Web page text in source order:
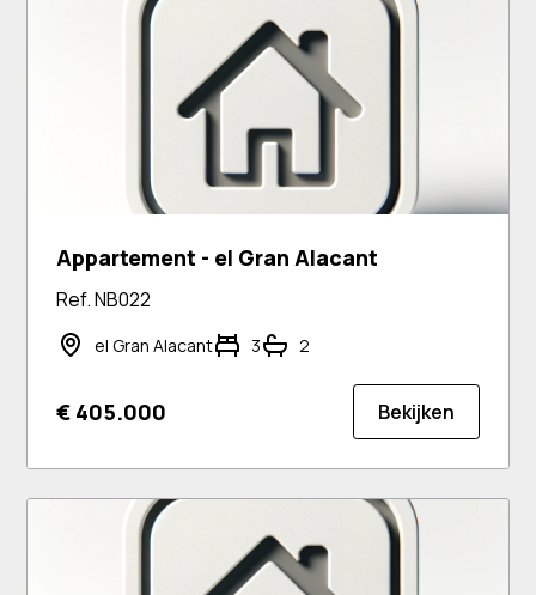
Appartement - el Gran Alacant
Ref. NB022
el Gran Alacant 3 2
€ 405.000 Bekijken